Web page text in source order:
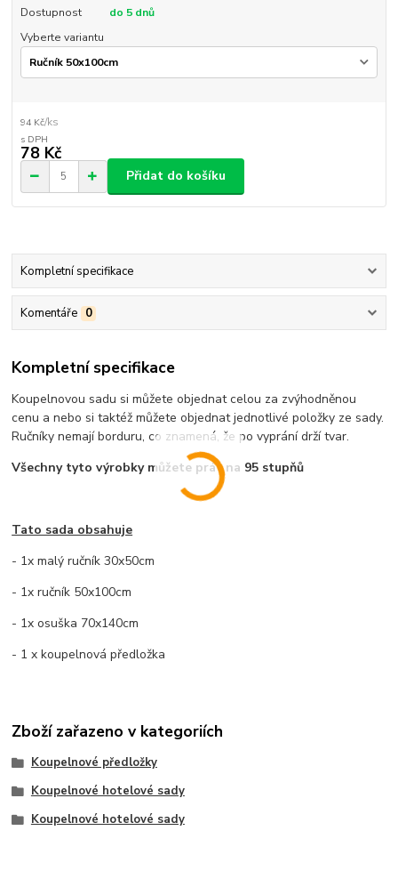
Dostupnost
do 5 dnů
Vyberte variantu
94 Kč/ks
78 Kč
Přidat do košíku
Kompletní specifikace
Komentáře 0
Kompletní specifikace
Koupelnovou sadu si můžete objednat celou za zvýhodněnou
cenu a nebo si taktéž můžete objednat jednotlivé položky ze sady.
Ručníky nemají borduru, co znamená, že po vyprání drží tvar.
Všechny tyto výrobky můžete prát na 95 stupňů
Tato sada obsahuje
- 1x malý ručník 30x50cm
- 1x ručník 50x100cm
- 1x osuška 70x140cm
- 1 x koupelnová předložka
Zboží zařazeno v kategoriích
Koupelnové předložky
Koupelnové hotelové sady
Koupelnové hotelové sady